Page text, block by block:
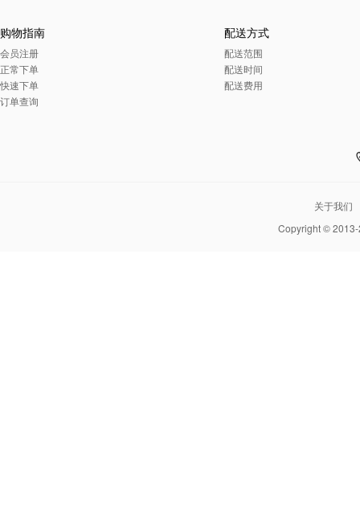
购物指南
会员注册
正常下单
快速下单
订单查询
配送方式
配送范围
配送时间
配送费用
关于我们
Copyright ©